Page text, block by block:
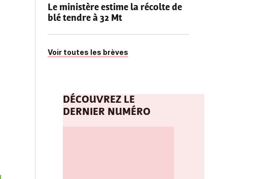
Le ministère estime la récolte de
blé tendre à 32 Mt
Voir toutes les brèves
DÉCOUVREZ LE
DERNIER NUMÉRO